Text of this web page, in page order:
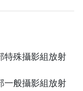
特殊攝影組放射
一般攝影組放射